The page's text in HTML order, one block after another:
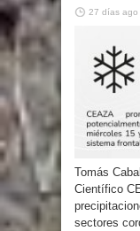
27 días ago
Tomás
Científico
sectores